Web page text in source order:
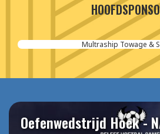
Aannemersbedrijf
Oefenwedstrijd Hoek -